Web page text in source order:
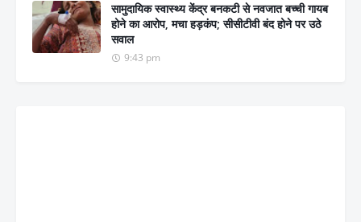
सामुदायिक स्वास्थ्य केंद्र बनकटी से नवजात बच्ची गायब
होने का आरोप, मचा हड़कंप; सीसीटीवी बंद होने पर उठे
सवाल
9:43 pm